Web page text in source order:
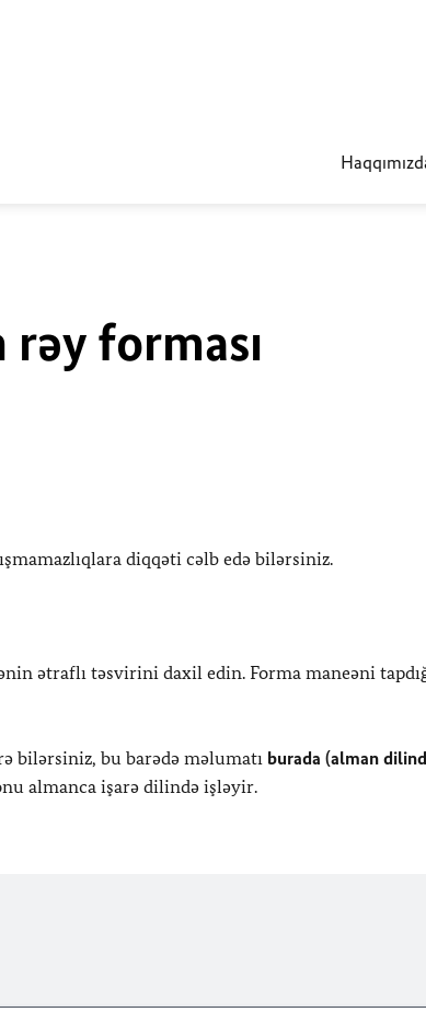
forması
diqqəti cəlb edə bilərsiniz.
ətraflı təsvirini daxil edin. Forma maneəni
bilərsiniz, bu barədə məlumatı burada (alman
almanca işarə dilində işləyir.